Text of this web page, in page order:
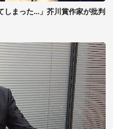
しまった...」芥川賞作家が批判